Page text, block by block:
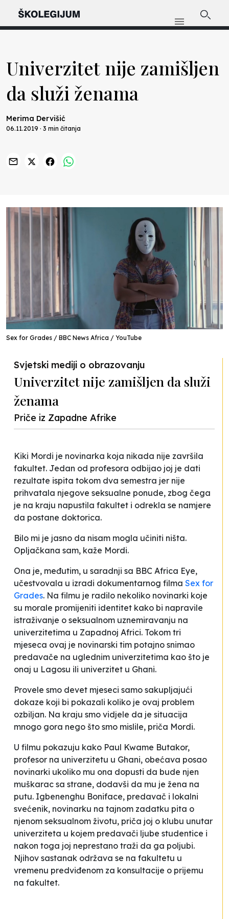
Univerzitet nije zamišljen
da služi ženama
Merima Dervišić
06.11.2019 · 3 min čitanja
Sex for Grades / BBC News Africa / YouTube
Svjetski mediji o obrazovanju
Univerzitet nije zamišljen da služi
ženama
Priče iz Zapadne Afrike
Kiki Mordi je novinarka koja nikada nije završila
fakultet. Jedan od profesora odbijao joj je dati
rezultate ispita tokom dva semestra jer nije
prihvatala njegove seksualne ponude, zbog čega
je na kraju napustila fakultet i odrekla se namjere
da postane doktorica.
Bilo mi je jasno da nisam mogla učiniti ništa.
Opljačkana sam, kaže Mordi.
Ona je, međutim, u saradnji sa BBC Africa Eye,
učestvovala u izradi dokumentarnog filma Sex for
Grades. Na filmu je radilo nekoliko novinarki koje
su morale promijeniti identitet kako bi napravile
istraživanje o seksualnom uznemiravanju na
univerzitetima u Zapadnoj Africi. Tokom tri
mjeseca ovaj je novinarski tim potajno snimao
predavače na uglednim univerzitetima kao što je
onaj u Lagosu ili univerzitet u Ghani.
Provele smo devet mjeseci samo sakupljajući
dokaze koji bi pokazali koliko je ovaj problem
ozbiljan. Na kraju smo vidjele da je situacija
mnogo gora nego što smo mislile, priča Mordi.
U filmu pokazuju kako Paul Kwame Butakor,
profesor na univerzitetu u Ghani, obećava posao
novinarki ukoliko mu ona dopusti da bude njen
muškarac sa strane, dodavši da mu je žena na
putu. Igbenenghu Boniface, predavač i lokalni
svećenik, novinarku na tajnom zadatku pita o
njenom seksualnom životu, priča joj o klubu unutar
univerziteta u kojem predavači ljube studentice i
nakon toga joj neprestano traži da ga poljubi.
Njihov sastanak održava se na fakultetu u
vremenu predviđenom za konsultacije o prijemu
na fakultet.